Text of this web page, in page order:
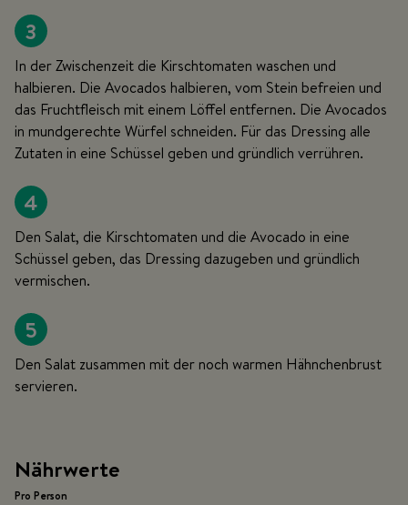
3
In der Zwischenzeit die Kirschtomaten waschen und
halbieren. Die Avocados halbieren, vom Stein befreien und
das Fruchtfleisch mit einem Löffel entfernen. Die Avocados
in mundgerechte Würfel schneiden. Für das Dressing alle
Zutaten in eine Schüssel geben und gründlich verrühren.
4
Den Salat, die Kirschtomaten und die Avocado in eine
Schüssel geben, das Dressing dazugeben und gründlich
vermischen.
5
Den Salat zusammen mit der noch warmen Hähnchenbrust
servieren.
Nährwerte
Pro Person